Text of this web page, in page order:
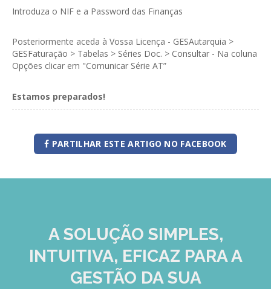
GESProcesso
GESRecrutamento
GESSIADAP III
GESVencimento
GESViaturasAbandonadas
Introduza o NIF e a Password das Finanças
Posteriormente aceda à Vossa Licença - GESAutarquia >
GESFaturação > Tabelas > Séries Doc. > Consultar - Na coluna
Opções clicar em "Comunicar Série AT”
Estamos preparados!
PARTILHAR ESTE ARTIGO NO FACEBOOK
A SOLUÇÃO SIMPLES,
INTUITIVA, EFICAZ PARA A
GESTÃO DA SUA